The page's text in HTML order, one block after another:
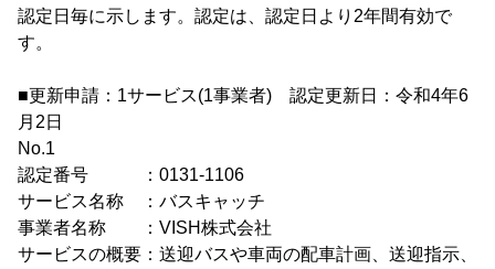
認定日毎に示します。認定は、認定日より2年間有効で
す。
■更新申請：1サービス(1事業者) 認定更新日：令和4年6
月2日
No.1
認定番号 ：0131-1106
サービス名称 ：バスキャッチ
事業者名称 ：VISH株式会社
サービスの概要：送迎バスや車両の配車計画、送迎指示、